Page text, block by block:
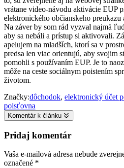
vrátane video-návodu aktivácie EUP
elektronického občianskeho preukazu
Na záver by som rád vyzval najmä
aby sa nebáli a prístup si aktivovali.
apelujem na mladších, ktorí sa v
predsa len viac orientujú, aby svojim
pomohli s používaním EUP. Je to
môže na ceste sociálnym poistením
životom.
Značky:dôchodok, elektronický účet
poisťovna
Komentár k článku
Pridaj komentár
Vaša e-mailová adresa nebude
označené *